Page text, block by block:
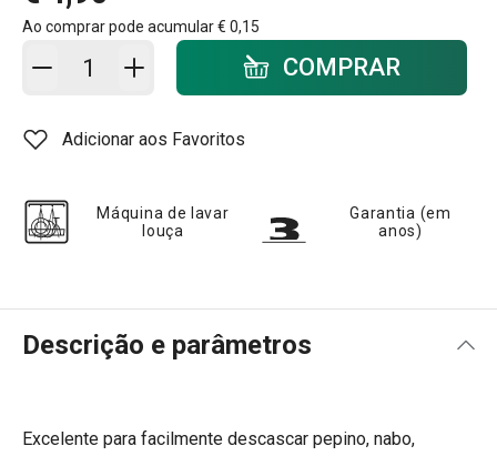
Ao comprar pode acumular€ 0,15
Adicionar ao carrinho - quantidadeCOMPRAR
Adicionar aos Favoritos
Máquina de lavar
louça
Garantia (em
anos)
Descrição e parâmetros
Excelente para facilmente descascar pepino, nabo,